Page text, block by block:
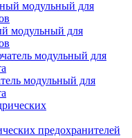
модульный для
модульный для
предохранителей